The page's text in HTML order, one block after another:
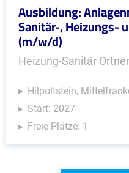
Ausbildung:
Sanitär-, Heizungs-
(m/w/d)
Heizung-Sanitär
Hilpoltstein,
Start: 2027
Freie Plätze: 1